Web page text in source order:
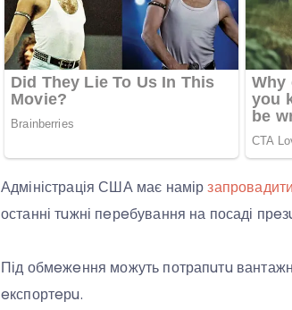
Адміністрація США має намірзапровадити
останні тuжні пeрeбування на посаді
Під обмeжeння можуть потрапuтu
eкспортeрu.